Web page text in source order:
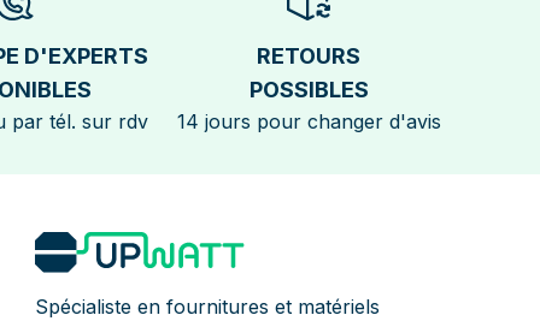
D'EXPERTS
par tél. sur rdv
RETOURS
POSSIBLES
14 jours pour changer d'avis
Spécialiste en fournitures et matériels